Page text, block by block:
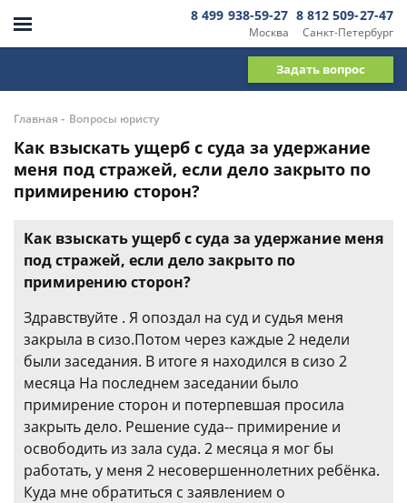
Москва
8 499 938-59-27
Санкт-Петербург
8 812 509-27-47
Задать вопрос
Главная - Вопросы юристу
Как взыскать ущерб с суда за удержание
меня под стражей, если дело закрыто по
примирению сторон?
Как взыскать ущерб с суда за удержание меня
под стражей, если дело закрыто по
примирению сторон?
Здравствуйте . Я опоздал на суд и судья меня
закрыла в сизо.Потом через каждые 2 недели
были заседания. В итоге я находился в сизо 2
месяца На последнем заседании было
примирение сторон и потерпевшая просила
закрыть дело. Решение суда-- примирение и
освободить из зала суда. 2 месяца я мог бы
работать, у меня 2 несовершеннолетних ребёнка.
Куда мне обратиться с заявлением о